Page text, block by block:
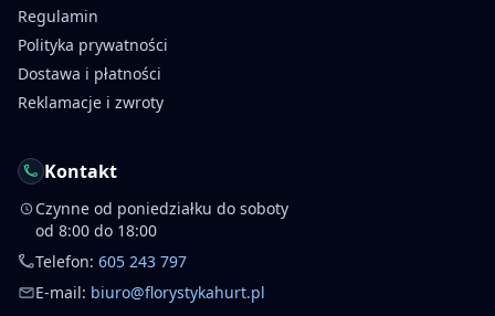
Regulamin
Polityka prywatności
Dostawa i płatności
Reklamacje i zwroty
Kontakt
Czynne od poniedziałku do soboty
od 8:00 do 18:00
Telefon: 605 243 797
E-mail: biuro@florystykahurt.pl